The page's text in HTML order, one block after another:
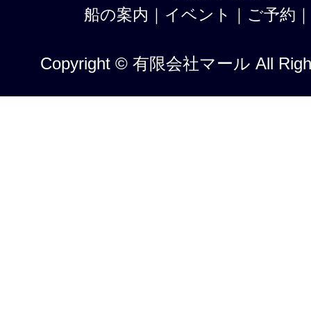
船の案内 ｜ イベント ｜ ご予約 ｜
Copyright © 有限会社マール All